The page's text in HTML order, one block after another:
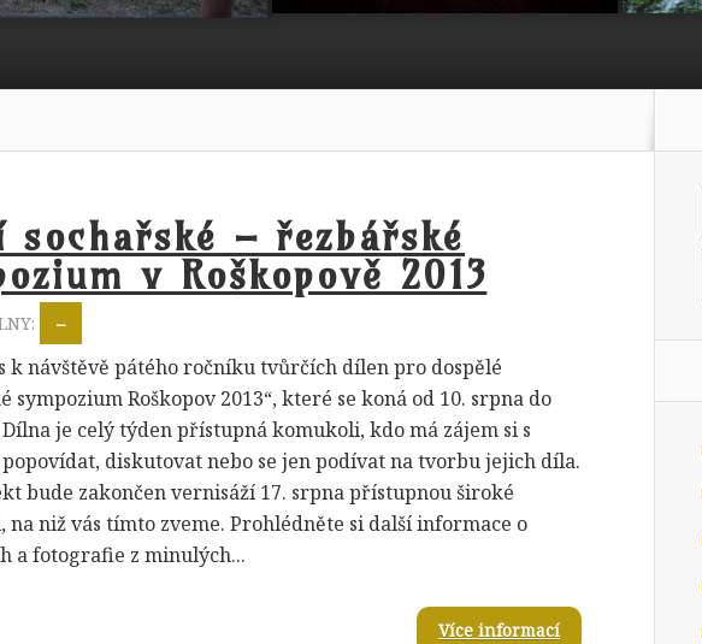
sochařské – řezbářské
v Roškopově 2013
–
k návštěvě pátého ročníku tvůrčích dílen pro dospělé
sympozium Roškopov 2013“, které se koná od 10. srpna do
Dílna je celý týden přístupná komukoli, kdo má zájem si s
diskutovat nebo se jen podívat na tvorbu jejich díla.
bude zakončen vernisáží 17. srpna přístupnou široké
na niž vás tímto zveme. Prohlédněte si další informace o
a fotografie z minulých...
Více informací